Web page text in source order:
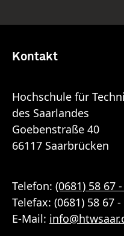
Kontakt
Hochschule für
des Saarlandes
Goebenstraße 40
66117 Saarbrücken
Telefon: (0681) 58 67
Telefax: (0681) 58 67 -
E-Mail: info@htwsaar